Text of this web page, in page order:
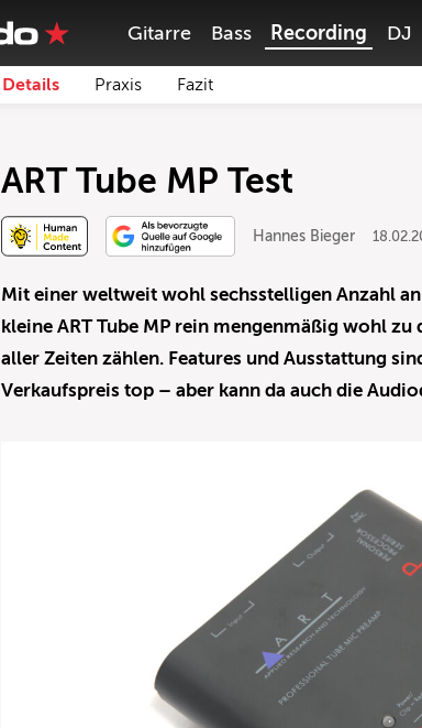
Gitarre Bass Recording DJ
Details Praxis Fazit
ART Tube MP Test
Hannes Bieger
Mit einer weltweit wohl sechsstelligen Anzahl
kleine ART Tube MP rein mengenmäßig wohl
aller Zeiten zählen. Features und Ausstattung
Verkaufspreis top – aber kann da auch die